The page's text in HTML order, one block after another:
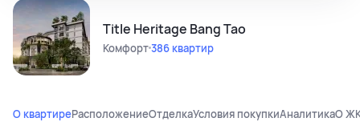
Title Heritage Bang Tao
Комфорт386 квартир
О квартиреРасположениеОтделкаУсловия покупкиАналитикаО